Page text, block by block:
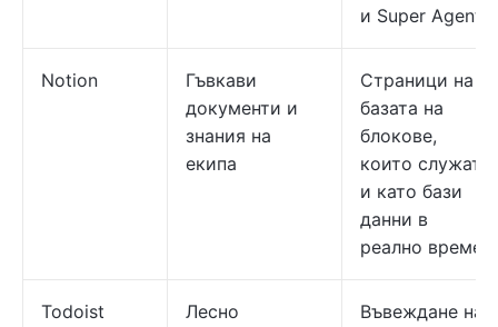
и Super Agents
Notion
Гъвкави
документи и
знания на
екипа
Страници на
базата на
блокове,
които служат
и като бази
данни в
реално време
Todoist
Лесно
Въвеждане на